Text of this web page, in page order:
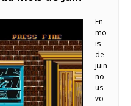
En
mo
is
de
juin
no
us
vo